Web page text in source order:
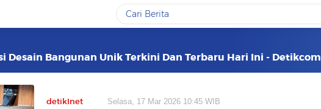
Desain Bangunan Unik Terkini Dan Terbaru Hari Ini - Detikcom
detikInet Selasa, 17 Mar 2026 10:45 WIB